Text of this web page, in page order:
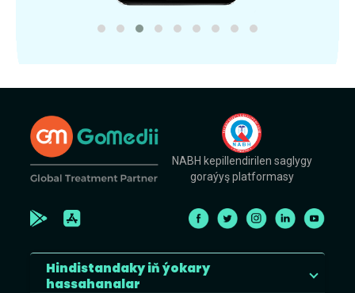
NABH kepillendirilen saglygy
goraýyş platformasy
Hindistandaky iň ýokary
hassahanalar